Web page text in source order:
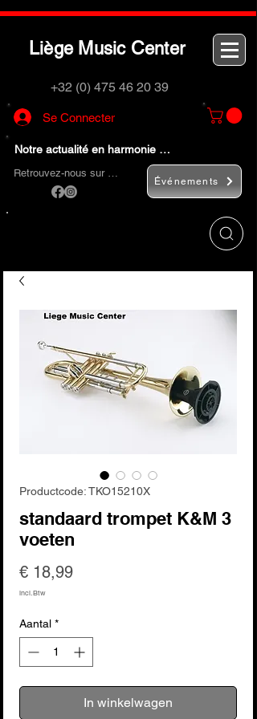
Liège M usic Center
+32 (0) 475 46 20 39
Se Connecter
Notre actualité en harmonie …
Retrouvez-nous sur …
Événements
Productcode: TKO15210X
standaard trompet K&M 3
voeten
€ 18,99Prijs
incl.Btw
Aantal *
In winkelwagen